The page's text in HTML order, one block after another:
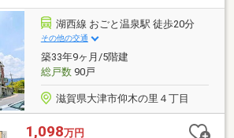
湖西線 おごと温泉駅 徒歩20分
その他の交通
築33年9ヶ月/5階建
総戸数90戸
滋賀県大津市仰木の里４丁目
1,098万円